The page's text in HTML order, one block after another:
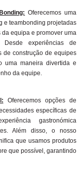
Oferecemos uma
e teambonding projetadas
equipa e promover uma
experiências de
de construção de equipes
uma maneira divertida e
da equipe.
Oferecemos opções de
específicas de
gastronómica
Além disso, o nosso
que usamos produtos
que possível, garantindo